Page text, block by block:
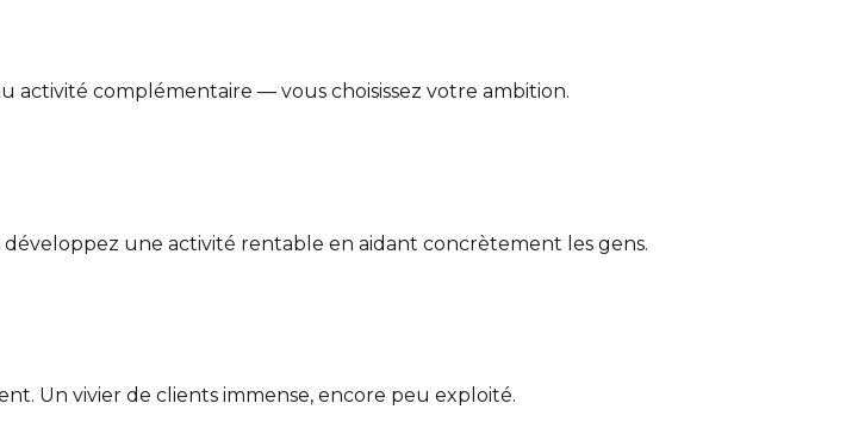
activité complémentaire — vous choisissez votre ambition.
une activité rentable en aidant concrètement les gens.
Un vivier de clients immense, encore peu exploité.